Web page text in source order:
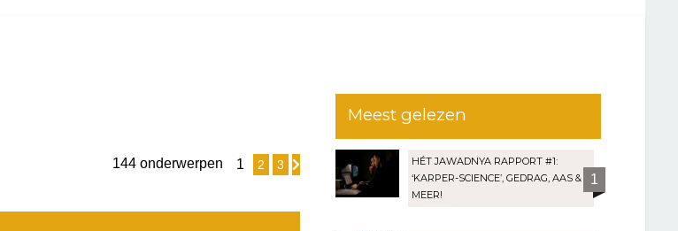
144 onderwerpen 1 2 3 Volgende
Meest gelezen
HÉT JAWADNYA RAPPORT #1:
‘KARPER-SCIENCE’, GEDRAG, AAS &
MEER!
1